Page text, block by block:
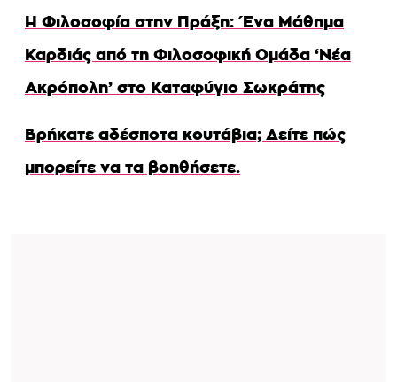
Η Φιλοσοφία στην Πράξη: Ένα Μάθημα
Καρδιάς από τη Φιλοσοφική Ομάδα ‘Νέα
Ακρόπολη’ στο Καταφύγιο Σωκράτης
Βρήκατε αδέσποτα κουτάβια; Δείτε πώς
μπορείτε να τα βοηθήσετε.